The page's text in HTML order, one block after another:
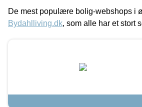
De mest populære bolig-webshops i
Bydahlliving.dk, som alle har et stort